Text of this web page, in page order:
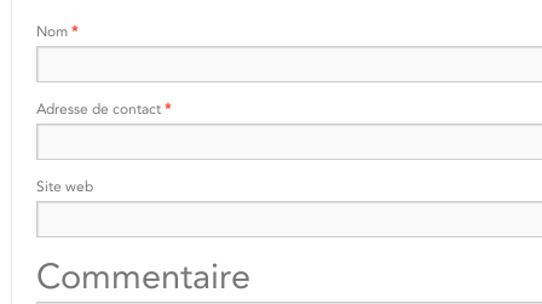
Nom *
Adresse de contact *
Site web
Commentaire